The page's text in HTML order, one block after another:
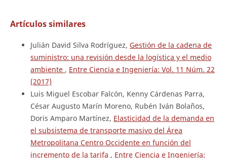
Artículos similares
Julián David Silva Rodríguez, Gestión de la cadena de
suministro: una revisión desde la logística y el medio
ambiente , Entre Ciencia e Ingeniería: Vol. 11 Núm. 22
(2017)
Luis Miguel Escobar Falcón, Kenny Cárdenas Parra,
César Augusto Marín Moreno, Rubén Iván Bolaños,
Doris Amparo Martínez, Elasticidad de la demanda en
el subsistema de transporte masivo del Área
Metropolitana Centro Occidente en función del
incremento de la tarifa , Entre Ciencia e Ingeniería: